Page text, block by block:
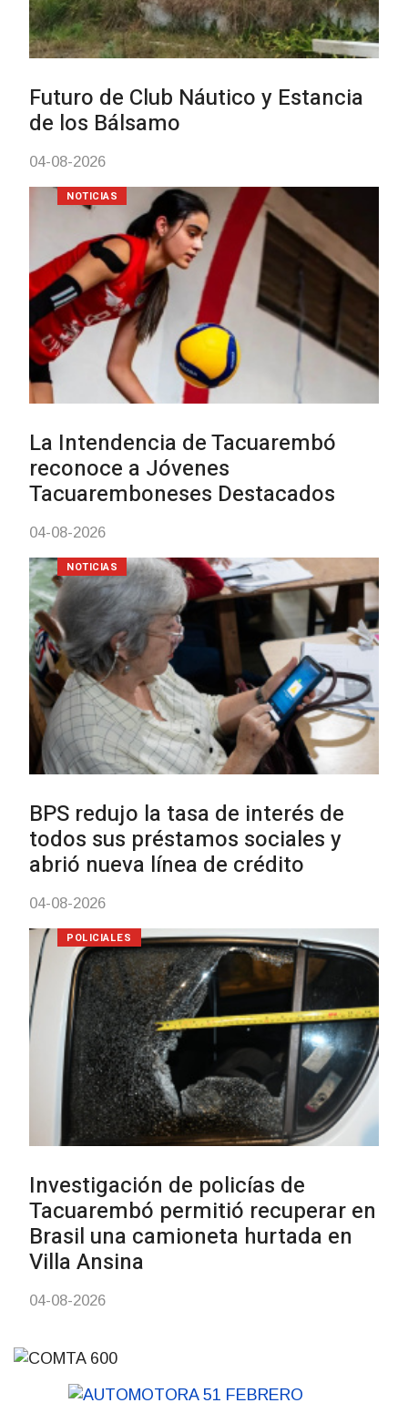
con discapacidad y adultos
mayores
03-08-2026
Actualización sobre la agenda
vacunación contra el
03-08-2026
NOTICIAS
UTE hizo llamado laboral para
personas en situación de
discapacidad
03-08-2026
NOTICIAS
Siniestro laboral con
de carne
01-08-2026
POLICIALES